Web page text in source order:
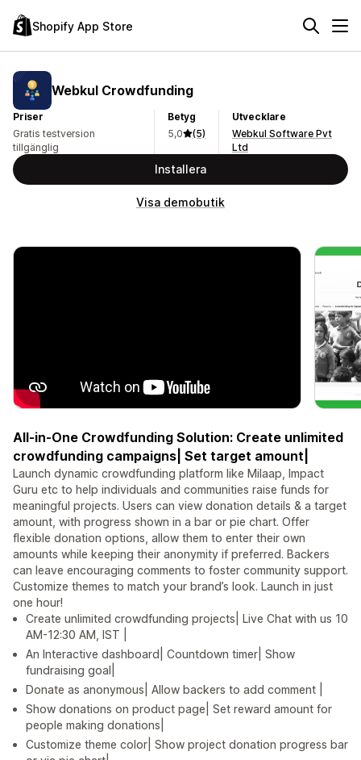
Shopify App Store
Webkul Crowdfunding
Priser
Gratis testversion
tillgänglig
Betyg
5,0
(5)
Utvecklare
Webkul Software Pvt
Ltd
Installera
Visa demobutik
All-in-One Crowdfunding Solution: Create unlimited
crowdfunding campaigns| Set target amount|
Launch dynamic crowdfunding platform like Milaap, Impact
Guru etc to help individuals and communities raise funds for
meaningful projects. Users can view donation details & a target
amount, with progress shown in a bar or pie chart. Offer
flexible donation options, allow them to enter their own
amounts while keeping their anonymity if preferred. Backers
can leave encouraging comments to foster community support.
Customize themes to match your brand’s look. Launch in just
one hour!
Create unlimited crowdfunding projects| Live Chat with us 10
AM-12:30 AM, IST |
An Interactive dashboard| Countdown timer| Show
fundraising goal|
Donate as anonymous| Allow backers to add comment |
Show donations on product page| Set reward amount for
people making donations|
Customize theme color| Show project donation progress bar